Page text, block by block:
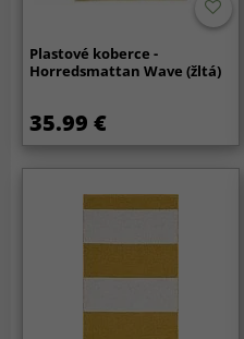
Plastové koberce -
Horredsmattan Wave (žltá)
35.99 €